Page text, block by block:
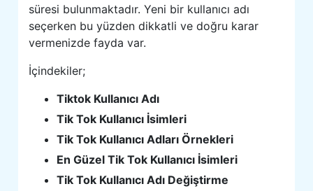
süresi bulunmaktadır. Yeni bir kullanıcı adı
seçerken bu yüzden dikkatli ve doğru karar
vermenizde fayda var.
İçindekiler;
Tiktok Kullanıcı Adı
Tik Tok Kullanıcı İsimleri
Tik Tok Kullanıcı Adları Örnekleri
En Güzel Tik Tok Kullanıcı İsimleri
Tik Tok Kullanıcı Adı Değiştirme